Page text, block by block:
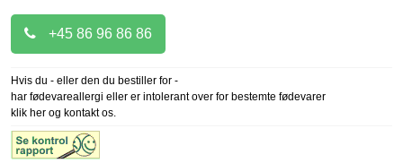
+45 86 96 86 86
Hvis du - eller den du bestiller for -
har fødevareallergi eller er intolerant over for bestemte fødevarer
klik her og kontakt os.